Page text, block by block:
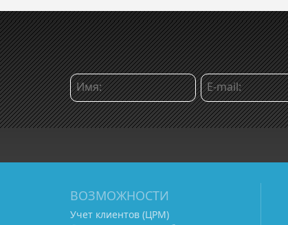
ВОЗМОЖНОСТИ
Учет клиентов (ЦРМ)